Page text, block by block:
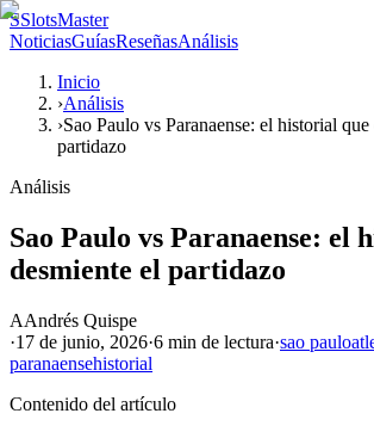
SSlotsMaster
NoticiasGuíasReseñasAnálisis
Inicio
›Análisis
›Sao Paulo vs Paranaense: el historial que
partidazo
Análisis
Sao Paulo vs Paranaense: el
desmiente el partidazo
AAndrés Quispe
·17 de junio, 2026·6 min de lectura·sao paulo
paranaensehistorial
Contenido del artículo